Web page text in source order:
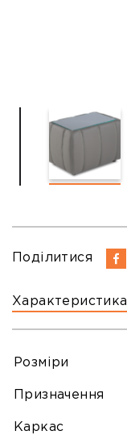
Характеристика
Поділитися
Розміри
Призначення
Каркас